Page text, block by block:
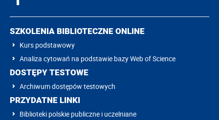
SZKOLENIA BIBLIOTECZNE ONLINE
Kurs podstawowy
Analiza cytowań na podstawie bazy Web of Science
DOSTĘPY TESTOWE
Archiwum dostępów testowych
PRZYDATNE LINKI
Biblioteki polskie publiczne i uczelniane